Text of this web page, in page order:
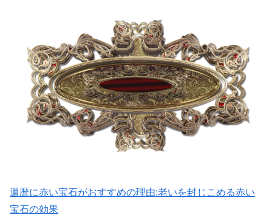
還暦に赤い宝石がおすすめの理由:老いを封じこめる赤い
宝石の効果